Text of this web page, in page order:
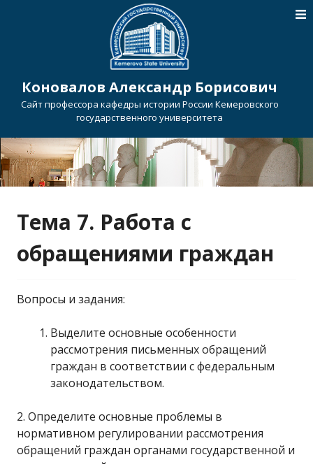
Коновалов Александр Борисович
Сайт профессора кафедры истории России Кемеровского
государственного университета
Тема 7. Работа с
обращениями граждан
Вопросы и задания:
Выделите основные особенности
рассмотрения письменных обращений
граждан в соответствии с федеральным
законодательством.
2. Определите основные проблемы в
нормативном регулировании рассмотрения
обращений граждан органами государственной и